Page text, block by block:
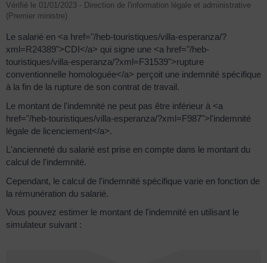
Vérifié le 01/01/2023 - Direction de l'information légale et administrative
(Premier ministre)
Le salarié en <a href="/heb-touristiques/villa-esperanza/?
xml=R24389">CDI</a> qui signe une <a href="/heb-
touristiques/villa-esperanza/?xml=F31539">rupture
conventionnelle homologuée</a> perçoit une indemnité spécifique
à la fin de la rupture de son contrat de travail.
Le montant de l'indemnité ne peut pas être inférieur à <a
href="/heb-touristiques/villa-esperanza/?xml=F987">l'indemnité
légale de licenciement</a>.
L'ancienneté du salarié est prise en compte dans le montant du
calcul de l'indemnité.
Cependant, le calcul de l'indemnité spécifique varie en fonction de
la rémunération du salarié.
Vous pouvez estimer le montant de l'indemnité en utilisant le
simulateur suivant :